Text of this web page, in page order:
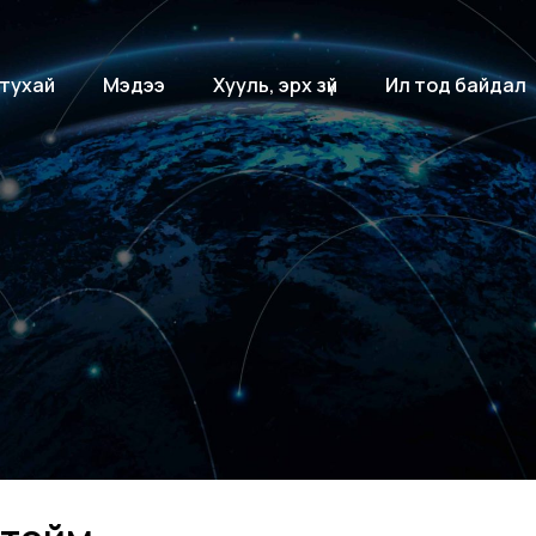
Мэдээ Хууль, эрх зүй Ил тод байдал